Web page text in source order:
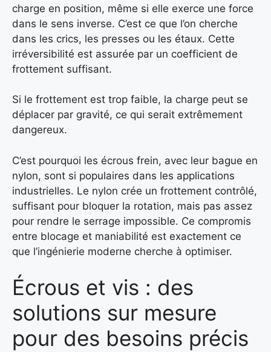
charge en position, même si elle exerce une force
dans le sens inverse. C’est ce que l’on cherche
dans les crics, les presses ou les étaux. Cette
irréversibilité est assurée par un coefficient de
frottement suffisant.
Si le frottement est trop faible, la charge peut se
déplacer par gravité, ce qui serait extrêmement
dangereux.
C’est pourquoi les écrous frein, avec leur bague en
nylon, sont si populaires dans les applications
industrielles. Le nylon crée un frottement contrôlé,
suffisant pour bloquer la rotation, mais pas assez
pour rendre le serrage impossible. Ce compromis
entre blocage et maniabilité est exactement ce
que l’ingénierie moderne cherche à optimiser.
Écrous et vis : des
solutions sur mesure
pour des besoins précis